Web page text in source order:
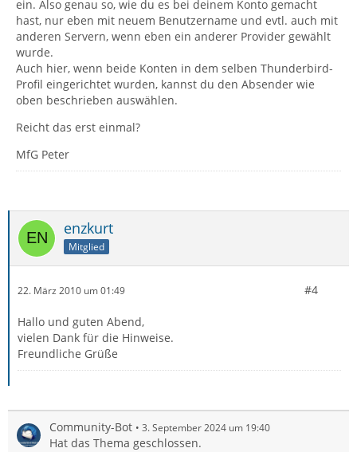
ein. Also genau so, wie du es bei deinem Konto gemacht
hast, nur eben mit neuem Benutzername und evtl. auch mit
anderen Servern, wenn eben ein anderer Provider gewählt
wurde.
Auch hier, wenn beide Konten in dem selben Thunderbird-
Profil eingerichtet wurden, kannst du den Absender wie
oben beschrieben auswählen.
Reicht das erst einmal?
MfG Peter
enzkurt
Mitglied
22. März 2010 um 01:49 #4
Hallo und guten Abend,
vielen Dank für die Hinweise.
Freundliche Grüße
Community-Bot 3. September 2024 um 19:40
Hat das Thema geschlossen.